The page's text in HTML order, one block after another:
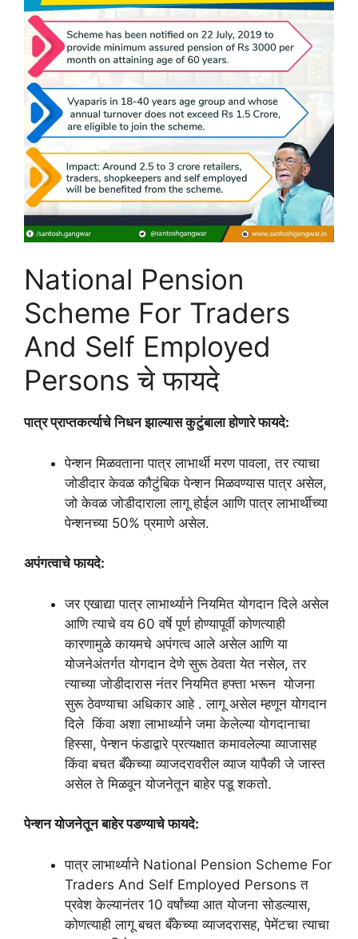
National Pension
Scheme For Traders
And Self Employed
Persons चे फायदे
पात्र प्राप्तकर्त्याचे निधन झाल्यास कुटुंबाला होणारे फायदे:
पेन्शन मिळवताना पात्र लाभार्थी मरण पावला, तर त्याचा
जोडीदार केवळ कौटुंबिक पेन्शन मिळवण्यास पात्र असेल,
जो केवळ जोडीदाराला लागू होईल आणि पात्र लाभार्थीच्या
पेन्शनच्या 50% प्रमाणे असेल.
अपंगत्वाचे फायदे:
जर एखाद्या पात्र लाभार्थ्याने नियमित योगदान दिले असेल
आणि त्याचे वय 60 वर्षे पूर्ण होण्यापूर्वी कोणत्याही
कारणामुळे कायमचे अपंगत्व आले असेल आणि या
योजनेअंतर्गत योगदान देणे सुरू ठेवता येत नसेल, तर
त्याच्या जोडीदारास नंतर नियमित हफ्ता भरून योजना
सुरू ठेवण्याचा अधिकार आहे . लागू असेल म्हणून योगदान
दिले किंवा अशा लाभार्थ्याने जमा केलेल्या योगदानाचा
हिस्सा, पेन्शन फंडाद्वारे प्रत्यक्षात कमावलेल्या व्याजासह
किंवा बचत बँकेच्या व्याजदरावरील व्याज यापैकी जे जास्त
असेल ते मिळवून योजनेतून बाहेर पडू शकतो.
पेन्शन योजनेतून बाहेर पडण्याचे फायदे:
पात्र लाभार्थ्याने National Pension Scheme For
Traders And Self Employed Persons त
प्रवेश केल्यानंतर 10 वर्षांच्या आत योजना सोडल्यास,
कोणत्याही लागू बचत बँकेच्या व्याजदरासह, पेमेंटचा त्याचा